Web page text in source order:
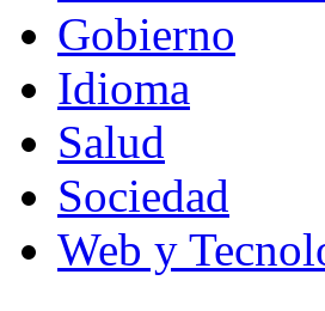
Gobierno
Idioma
Salud
Sociedad
Web y